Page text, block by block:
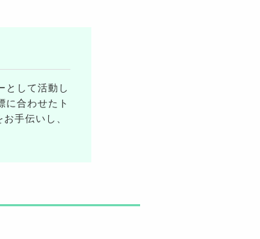
として活動し
に合わせたト
手伝いし、